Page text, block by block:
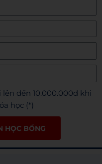
đến 10.000.000đ khi
học (*)
HỌC BỔNG